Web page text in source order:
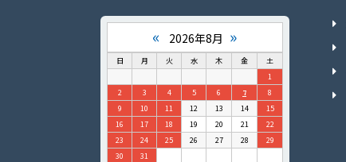
« 2026年8月 »
日 月 火 水 木 金
土
1
2
3 4 5 6 7
8
9
10 11 12 13 14
15
16
17 18 19 20 21
22
23
24 25 26 27 28
29
30
31